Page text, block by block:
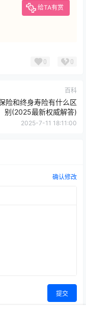
给TA有赏
0 0
百科
险和终身寿险有什么区
别(2025最新权威解答)
2025-7-11 18:11:00
确认修改
提交